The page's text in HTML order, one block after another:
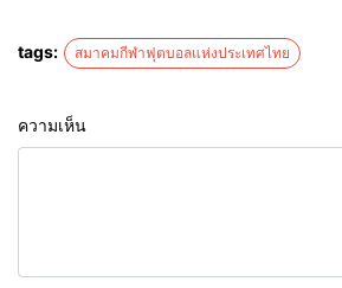
tags: สมาคมกีฬาฟุตบอลแห่งประเทศไทย
ความเห็น